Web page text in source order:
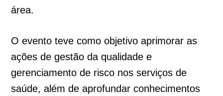
área.
O evento teve como objetivo aprimorar as
ações de gestão da qualidade e
gerenciamento de risco nos serviços de
saúde, além de aprofundar conhecimentos